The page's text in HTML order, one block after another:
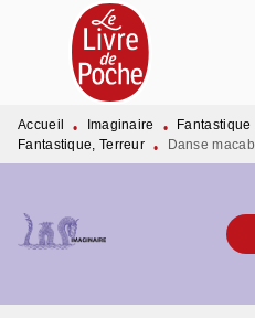
MENU RECHERCHE
PIED DE PAGE
Accueil • Imaginaire • Fantastique
Fantastique, Terreur • Danse